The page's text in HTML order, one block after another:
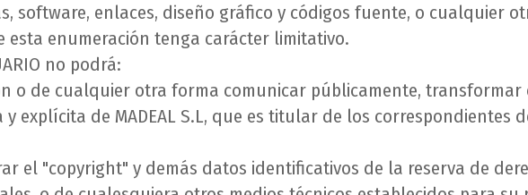
software, enlaces, diseño gráfico y códigos fuente, o cualquier
esta enumeración tenga carácter limitativo.
no podrá:
o de cualquier otra forma comunicar públicamente,
explícita de MADEAL S.L, que es titular de los correspondientes
"copyright" y demás datos identificativos de la reserva de